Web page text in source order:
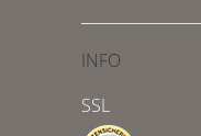
INFO
SSL